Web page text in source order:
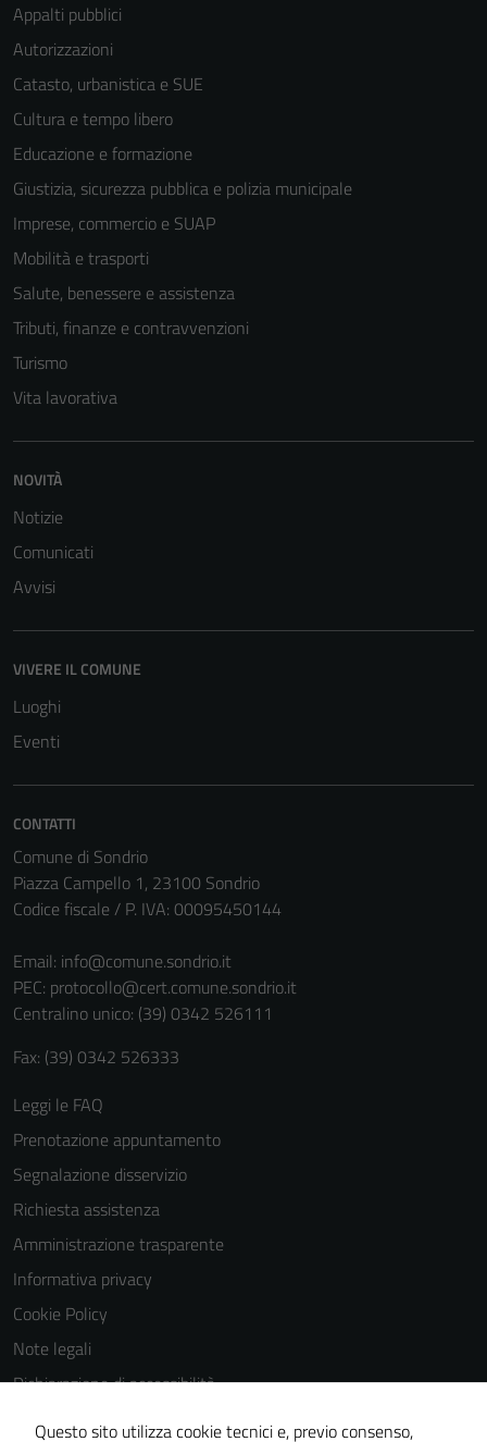
Appalti pubblici
Autorizzazioni
Catasto, urbanistica e SUE
Cultura e tempo libero
Educazione e formazione
Giustizia, sicurezza pubblica e polizia municipale
Imprese, commercio e SUAP
Mobilità e trasporti
Salute, benessere e assistenza
Tributi, finanze e contravvenzioni
Turismo
Vita lavorativa
NOVITÀ
Notizie
Comunicati
Avvisi
VIVERE IL COMUNE
Luoghi
Eventi
CONTATTI
Comune di Sondrio
Piazza Campello 1, 23100 Sondrio
Codice fiscale / P. IVA: 00095450144
Email: info@comune.sondrio.it
PEC: protocollo@cert.comune.sondrio.it
Centralino unico: (39) 0342 526111
Fax: (39) 0342 526333
Leggi le FAQ
Prenotazione appuntamento
Segnalazione disservizio
Richiesta assistenza
Amministrazione trasparente
Informativa privacy
Cookie Policy
Note legali
Dichiarazione di accessibilità
Dichiarazione di accessibilità Servizi
Questo sito utilizza cookie tecnici e, previo consenso,
Questi cookie